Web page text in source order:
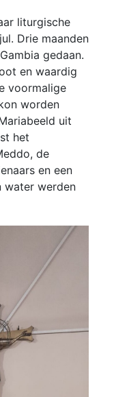
liturgische
Drie maanden
gedaan.
en waardig
voormalige
worden
uit
het
de
en een
water werden